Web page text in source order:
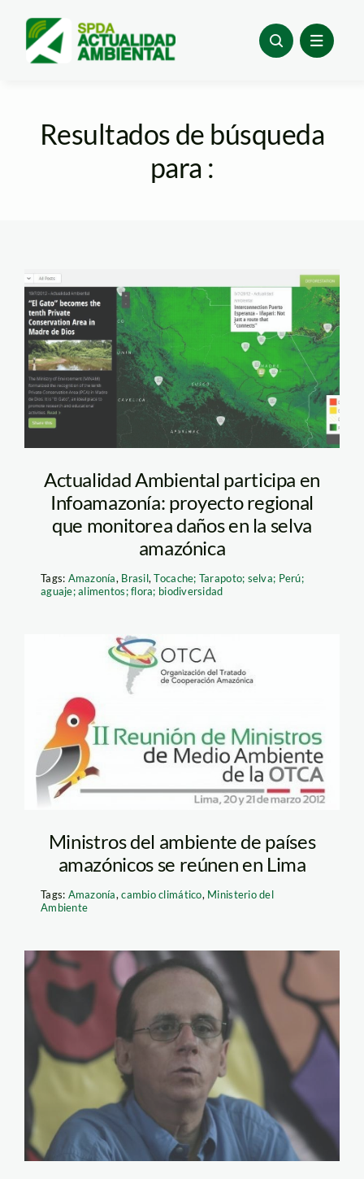
content
Resultados de búsqueda
para :
Infoamazonía
Actualidad Ambiental participa en
Infoamazonía: proyecto regional
que monitorea daños en la selva
amazónica
Tags: Amazonía, Brasil,Tocache; Tarapoto; selva; Perú;
aguaje; alimentos; flora; biodiversidad
minam_reunion
Ministros del ambiente de países
amazónicos se reúnen en Lima
Tags: Amazonía,cambio climático, Ministerio del
Ambiente
jose_de_echave